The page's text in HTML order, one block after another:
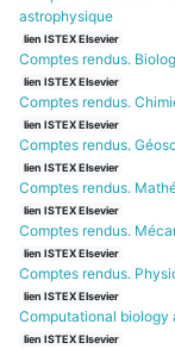
astrophysique
lien ISTEX Elsevier
Comptes rendus.
lien ISTEX Elsevier
Comptes rendus.
lien ISTEX Elsevier
Comptes rendus.
lien ISTEX Elsevier
Comptes rendus.
lien ISTEX Elsevier
Comptes rendus.
lien ISTEX Elsevier
Comptes rendus.
lien ISTEX Elsevier
Computational biology
lien ISTEX Elsevier